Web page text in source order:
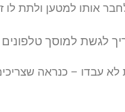
אותו למטען ולתת לו
עבדו – כנראה